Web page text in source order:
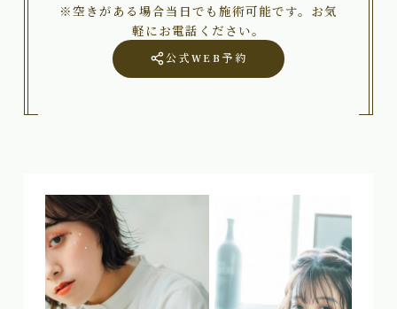
※空きがある場合当日でも施術可能です。お気
軽にお電話ください。
公式WEB予約